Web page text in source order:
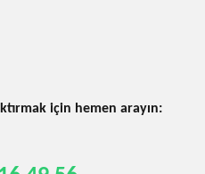
için hemen arayın: